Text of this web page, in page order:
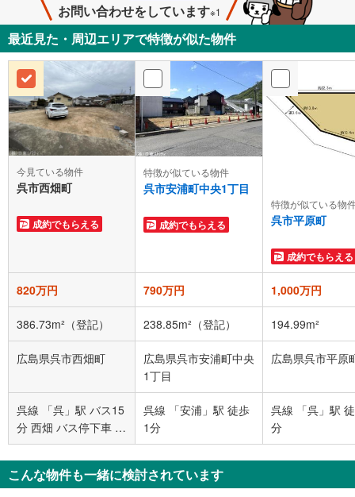
お問い合わせをしています※1
最近見た・周辺エリアで特徴が似た物件
今見ている物件
呉市西畑町
成約でもらえる
特徴が似ている物件
呉市安浦町中央1丁目
成約でもらえる
特徴が似ている物
呉市平原町
成約でもらえる
820万円 790万円 1,000万円
386.73m²（登記） 238.85m²（登記） 194.99m²
広島県呉市西畑町
広島県呉市安浦町中央
1丁目
広島県呉市平原
呉線 「呉」駅 バス15
分 西畑 バス停下車 徒
歩4分
呉線 「安浦」駅 徒歩
1分
呉線 「呉」駅
分
こんな物件も一緒に検討されています